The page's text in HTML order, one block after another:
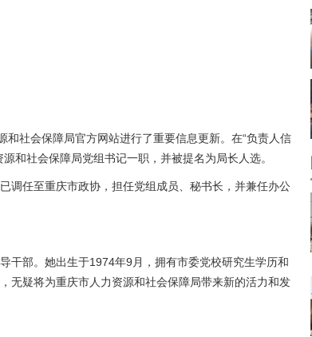
社会保障局官方网站进行了重要信息更新。在“负责人信
和社会保障局党组书记一职，并被提名为局长人选。
调任至重庆市政协，担任党组成员、秘书长，并兼任办公
干部。她出生于1974年9月，拥有市委党校研究生学历和
无疑将为重庆市人力资源和社会保障局带来新的活力和发